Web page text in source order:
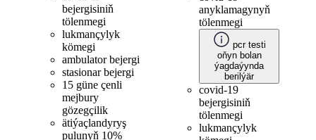
bejergisiniň
tölenmegi
lukmançylyk
kömegi
ambulator bejergi
stasionar bejergi
15 güne çenli
mejbury
gözegçilik
ätiýaçlandyryş
pulunyň 10%
anyklamagynyň
tölenmegi
pcr testi
oňyn bolan
ýagdaýynda
berilýär
covid-19
bejergisiniň
tölenmegi
lukmançylyk